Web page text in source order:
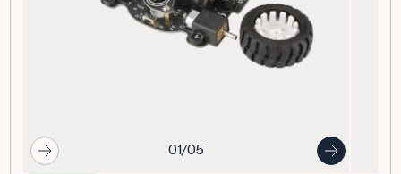
01/05